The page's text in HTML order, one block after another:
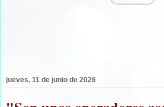
jueves, 11 de junio de 2026